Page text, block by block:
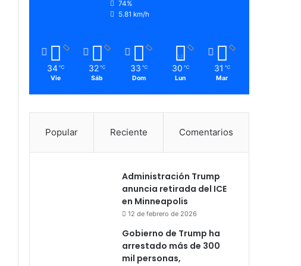
74%
5.81 km/h
34 ℃
Vie
32 ℃
Sáb
33 ℃
Dom
30 ℃
Lun
31 ℃
Mar
Popular Reciente Comentarios
Administración Trump
anuncia retirada del ICE
en Minneapolis
12 de febrero de 2026
Gobierno de Trump ha
arrestado más de 300
mil personas,